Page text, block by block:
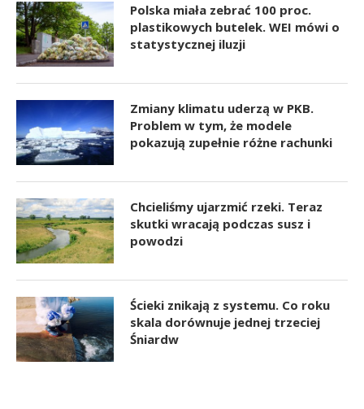
Polska miała zebrać 100 proc.
plastikowych butelek. WEI mówi o
statystycznej iluzji
Zmiany klimatu uderzą w PKB.
Problem w tym, że modele
pokazują zupełnie różne rachunki
Chcieliśmy ujarzmić rzeki. Teraz
skutki wracają podczas susz i
powodzi
Ścieki znikają z systemu. Co roku
skala dorównuje jednej trzeciej
Śniardw